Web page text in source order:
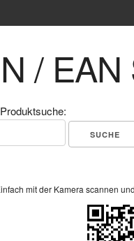
/
Produktsuche:
mit der Kamera scannen